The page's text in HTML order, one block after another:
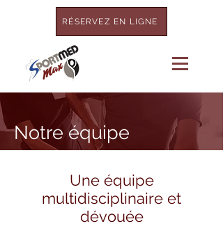
RÉSERVEZ EN LIGNE
Notre équipe
Une équipe
multidisciplinaire et
dévouée